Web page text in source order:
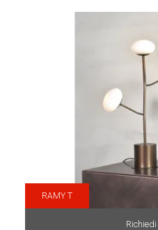
RAMY T